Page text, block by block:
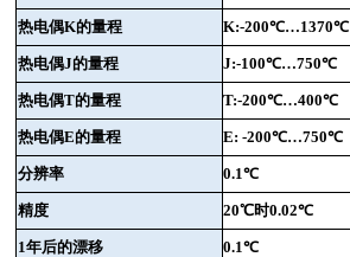
热电偶K的量程 K:-200℃…1370℃
热电偶J的量程 J:-100℃…750℃
热电偶T的量程 T:-200℃…400℃
热电偶E的量程 E: -200℃…750℃
分辨率 0.1℃
精度 20℃时0.02℃
1年后的漂移 0.1℃